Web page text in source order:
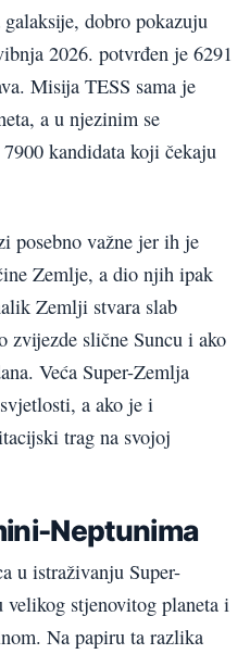
dobro pokazuju
2026. potvrđen je 6291
Misija TESS sama je
a u njezinim se
kandidata koji čekaju
posebno važne jer ih je
Zemlje, a dio njih ipak
Zemlji stvara slab
zvijezde slične Suncu i ako
Veća Super-Zemlja
a ako je i
trag na svojoj
Neptunima
u istraživanju Super-
stjenovitog planeta i
Na papiru ta razlika